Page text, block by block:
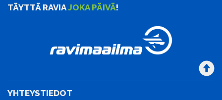
TÄYTTÄ RAVIAJOKA PÄIVÄ!
YHTEYSTIEDOT